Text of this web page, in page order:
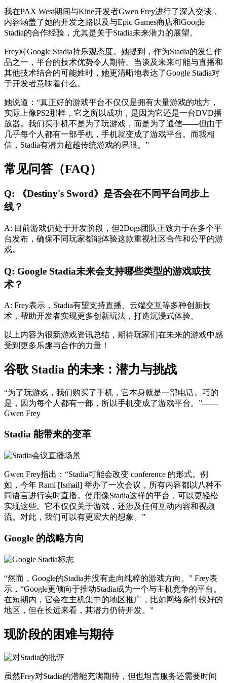
我在PAX West期间与Kine开发者Gwen Frey进行了深入交谈，
内容涵盖了她的开发之路以及与Epic Games商店和Google
Stadia的合作经验，尤其是关于Stadia未来潜力的展望。
Frey对Google Stadia持乐观态度。她提到，作为Stadia的发售作
品之一，平台的技术优势令人期待。当谈及未来可能与直播和
其他技术结合的可能姓时，她更清晰地表达了Google Stadia对
于开发者意味着什么。
她说道：“真正好的游戏平台不仅仅是拥有大量游戏的地方，
实际上像PS2那样，它之所以成功，是因为它还是一台DVD播
放器。我们买手机不是为了玩游戏，而是为了通信——但由于
几乎每个人都有一部手机，手机就变成了游戏平台。而我相
信，Stadia有潜力超越传统游戏的界限。”
常见问答（FAQ）
Q: 《Destiny's Sword》是否会在不同平台同步上
线？
A: 目前游戏仍处于开发阶段，但2Dogs团队正致力于在多个平
台发布，确保不同玩家都能体验这款重视社区合作和公平的游
戏。
Q: Google Stadia未来会支持哪些类型的游戏或技
术？
A: Frey表示，Stadia有望支持直播、云端交互等多种创新技
术，帮助开发者实现更多创新玩法，打造沉浸式体验。
以上内容为很新游戏资讯总结，期待玩家们在未来的游戏中感
受到更多乐趣与合作的力量！
谷歌 Stadia 的未来：潜力与挑战
“为了玩游戏，我们购买了手机，它本身就是一部电话。巧的
是，因为每个人都有一部，所以手机变成了游戏平台。”——
Gwen Frey
Stadia 能带来的变革
Gwen Frey指出：“Stadia可能会改变 conference 的形式。例
如，今年 Rami [Ismail] 举办了一次会议，所有内容都以八种不
同语言进行实时直播。使用像Stadia这样的平台，可以更轻松
实现这些。它不仅仅关于游戏，还涉及任何互动内容和视频
流。对此，我们可以有更宏大的想象。”
Google 的战略方向
“然而，Google的Stadia并没有走向纯粹的游戏方向。” Frey表
示，“Google更倾向于推动Stadia成为一个与主机竞争的平台。
在短期内，它会在主机集中的地区推广，比如网络条件较好的
地区，但在长远来看，其潜力仍待开发。”
现阶段的困难与期待
虽然Frey对Stadia的潜能充满期待，但也坦言服务还需要时间